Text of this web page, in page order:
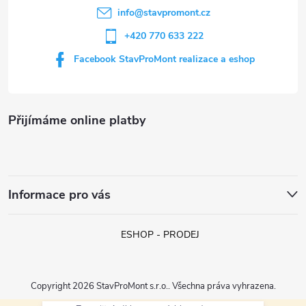
Přijímáme online platby
Informace pro vás
info@stavpromont.cz
+420 770 633 222
Facebook StavProMont realizace a eshop
ESHOP - PRODEJ
Copyright 2026 StavProMont s.r.o.. Všechna práva vyhrazena.